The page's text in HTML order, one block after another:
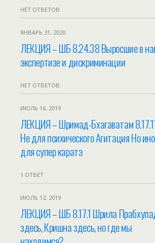
НЕТ ОТВЕТОВ
ЯНВАРЬ 31, 2020
ЛЕКЦИЯ – ШБ 8.24.38 Выросшие в
экспертизе и дискриминации
НЕТ ОТВЕТОВ
ИЮЛЬ 16, 2019
ЛЕКЦИЯ – Шримад-Бхагаватам
Не для психического Агитация Но
для супер каратэ
1 ОТВЕТ
ИЮЛЬ 12, 2019
ЛЕКЦИЯ – ШБ 8.17.1 Шрила
здесь, Кришна здесь, но где мы